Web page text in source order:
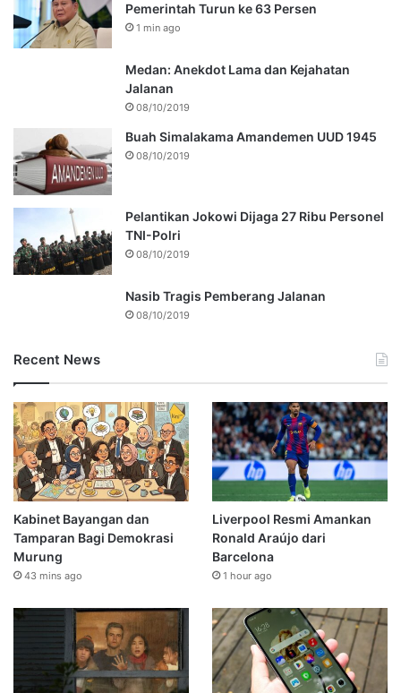
Pemerintah Turun ke 63 Persen
1 min ago
Medan: Anekdot Lama dan Kejahatan
Jalanan
08/10/2019
Buah Simalakama Amandemen UUD 1945
08/10/2019
Pelantikan Jokowi Dijaga 27 Ribu Personel
TNI-Polri
08/10/2019
Nasib Tragis Pemberang Jalanan
08/10/2019
Recent News
Kabinet Bayangan dan
Tamparan Bagi Demokrasi
Murung
43 mins ago
Liverpool Resmi Amankan
Ronald Araújo dari
Barcelona
1 hour ago